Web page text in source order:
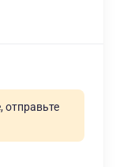
отправьте